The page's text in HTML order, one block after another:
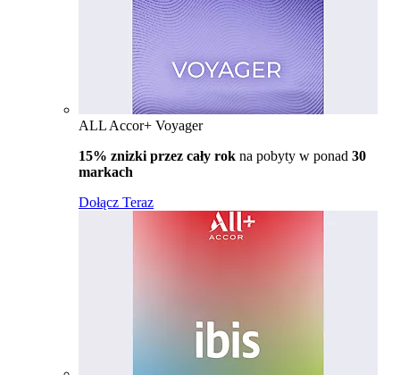
ALL Accor+ Voyager
15% znizki przez cały rok na pobyty w ponad 30
markach
Dołącz Teraz